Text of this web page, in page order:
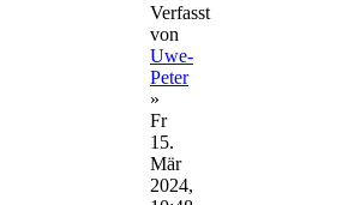
Verfasst
von
Uwe-
Peter
»
Fr
15.
Mär
2024,